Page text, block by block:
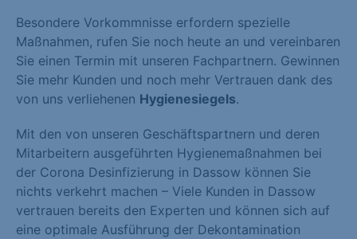
Besondere Vorkommnisse erfordern spezielle
Maßnahmen, rufen Sie noch heute an und vereinbaren
Sie einen Termin mit unseren Fachpartnern. Gewinnen
Sie mehr Kunden und noch mehr Vertrauen dank des
von uns verliehenen Hygienesiegels.
Mit den von unseren Geschäftspartnern und deren
Mitarbeitern ausgeführten Hygienemaßnahmen bei
der Corona Desinfizierung in Dassow können Sie
nichts verkehrt machen – Viele Kunden in Dassow
vertrauen bereits den Experten und können sich auf
eine optimale Ausführung der Dekontamination